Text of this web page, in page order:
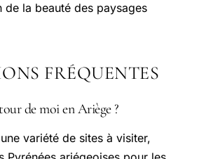
de la beauté des paysages
FRÉQUENTES
de moi en Ariège ?
variété de sites à visiter,